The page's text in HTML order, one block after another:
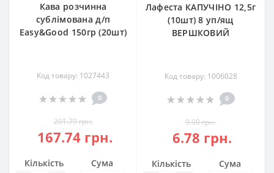
Кава розчинна
сублімована д/п
Easy&Good 150гр (20шт)
Код товару: 1027443
0
201.79 грн.
167.74 грн.
Кількість Сума
Лафеста КАПУЧІНО 12,5г
(10шт) 8 уп/ящ
ВЕРШКОВИЙ
Код товару: 1006028
0
9.00 грн.
6.78 грн.
Кількість Сума